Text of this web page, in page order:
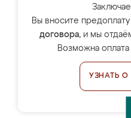
Вы вносите
договора, и мы
Возможна
УЗНАТЬ О